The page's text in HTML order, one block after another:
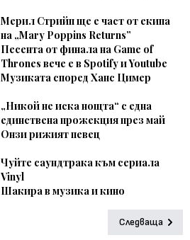
Мерил Стрийп ще е част от екипа
на „Mary Poppins Returns”
Песента от финала на Game of
Thrones вече е в Spotify и Youtube
Музиката според Ханс Цимер
„Никой не иска нощта“ с една
единствена прожекция през май
Онзи рижият певец
Чуйте саундтрака към сериала
Vinyl
Шакира в музика и кино
Следваща